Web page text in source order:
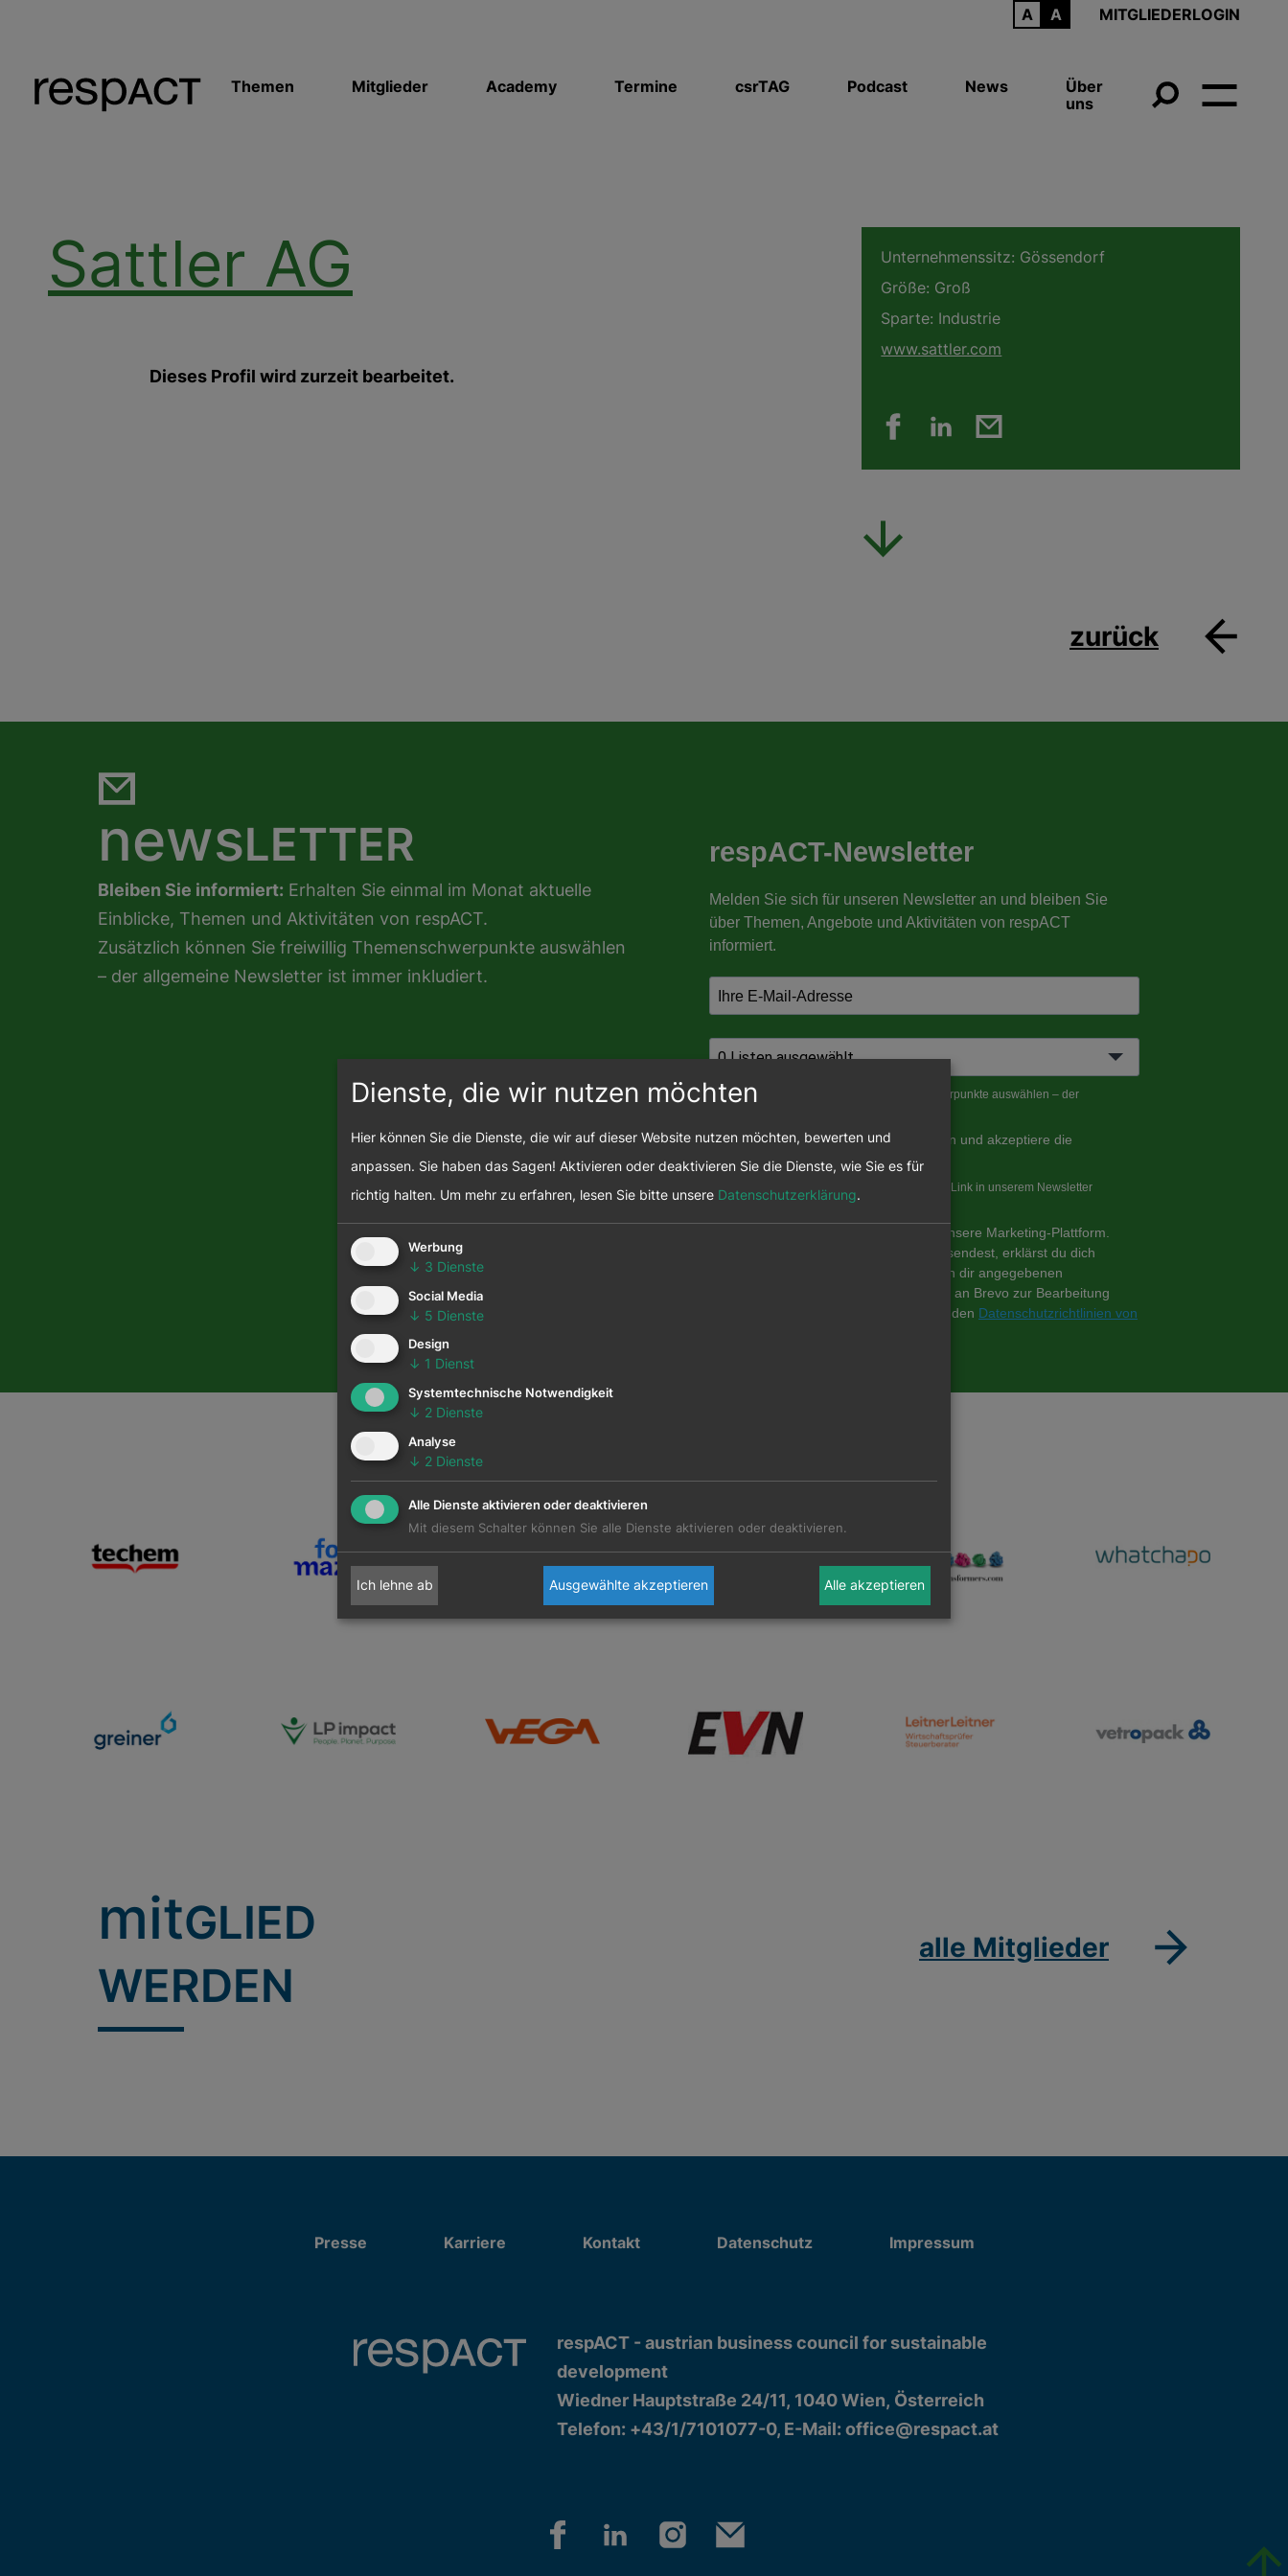
MITGLIEDERLOGIN
Themen Mitglieder Academy Termine csrTAG Podcast News
Über
uns
Unternehmenssitz: Gössendorf
Größe: Groß
Sparte: Industrie
www.sattler.com
Sattler AG
Dieses Profil wird zurzeit bearbeitet.
zurück
newsLETTER
Bleiben Sie informiert: Erhalten Sie einmal im Monat aktuelle
Einblicke, Themen und Aktivitäten von respACT.
Zusätzlich können Sie freiwillig Themenschwerpunkte auswählen
– der allgemeine Newsletter ist immer inkludiert.
mitGLIED
WERDEN
alle Mitglieder
Presse Karriere Kontakt Datenschutz Impressum
respACT - austrian business council for sustainable
development
Wiedner Hauptstraße 24/11, 1040 Wien, Österreich
Telefon: +43/1/7101077-0, E-Mail: office@respact.at
Dienste, die wir nutzen möchten
Hier können Sie die Dienste, die wir auf dieser Website nutzen möchten, bewerten und
anpassen. Sie haben das Sagen! Aktivieren oder deaktivieren Sie die Dienste, wie Sie es für
richtig halten. Um mehr zu erfahren, lesen Sie bitte unsere Datenschutzerklärung.
Werbung
↓ 3 Dienste
Social Media
↓ 5 Dienste
Design
↓ 1 Dienst
Systemtechnische Notwendigkeit
↓ 2 Dienste
Analyse
↓ 2 Dienste
Alle Dienste aktivieren oder deaktivieren
Mit diesem Schalter können Sie alle Dienste aktivieren oder deaktivieren.
Ich lehne ab Ausgewählte akzeptieren Alle akzeptieren